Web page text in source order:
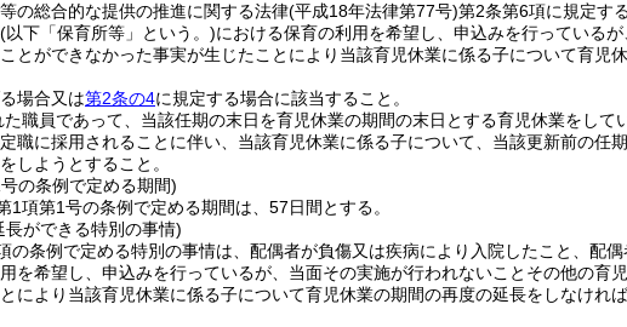
の総合的な提供の推進に関する法律(平成18年法律第77号)第2条第6項に規定す
(以下「保育所等」という。)における保育の利用を希望し、申込みを行っている
とができなかった事実が生じたことにより当該育児休業に係る子について育児
場合又は第2条の4に規定する場合に該当すること。
職員であって、当該任期の末日を育児休業の期間の末日とする育児休業をし
職に採用されることに伴い、当該育児休業に係る子について、当該更新前の任
しようとすること。
の条例で定める期間)
1項第1号の条例で定める期間は、57日間とする。
ができる特別の事情)
の条例で定める特別の事情は、配偶者が負傷又は疾病により入院したこと、配
を希望し、申込みを行っているが、当面その実施が行われないことその他の育
により当該育児休業に係る子について育児休業の期間の再度の延長をしなけれ